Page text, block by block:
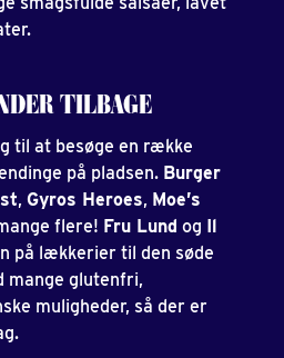
TILBAGE
til at besøge en række
på pladsen. Burger
, Gyros Heroes, Moe’s
flere! Fru Lund og Il
på lækkerier til den søde
mange glutenfri,
muligheder, så der er